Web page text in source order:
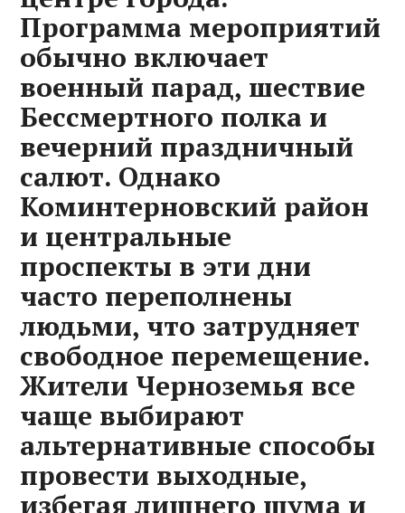
Программа мероприятий
обычно включает
военный парад, шествие
Бессмертного полка и
вечерний праздничный
салют. Однако
Коминтерновский район
и центральные
проспекты в эти дни
часто переполнены
людьми, что затрудняет
свободное перемещение.
Жители Черноземья все
чаще выбирают
альтернативные способы
провести выходные,
избегая лишнего шума и